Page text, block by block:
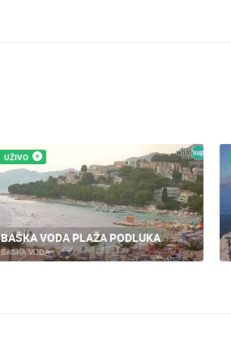
UŽIVO
BAŠKA VODA PLAŽA PODLUKA
BAŠKA VODA